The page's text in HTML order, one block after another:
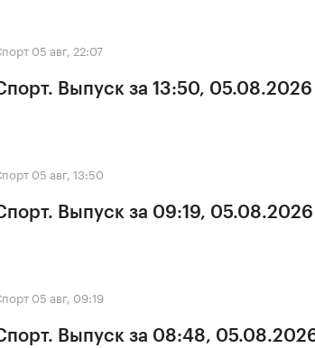
05 авг, 22:07
Выпуск за 13:50, 05.08.2026
05 авг, 13:50
Выпуск за 09:19, 05.08.2026
05 авг, 09:19
Выпуск за 08:48,